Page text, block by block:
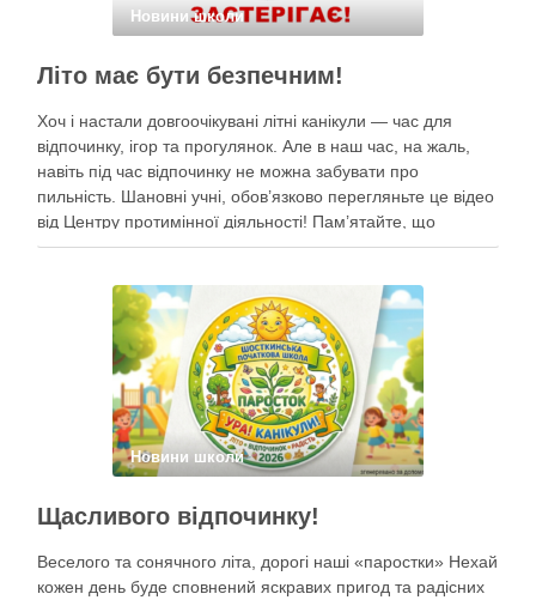
Новини школи
Літо має бути безпечним!
Хоч і настали довгоочікувані літні канікули — час для
відпочинку, ігор та прогулянок. Але в наш час, на жаль,
навіть під час відпочинку не можна забувати про
пильність. Шановні учні, обов’язково перегляньте це відео
від Центру протимінної діяльності! Пам’ятайте, що
небезпека може ховатися будь-де, тому під час
Новини школи
Щасливого відпочинку!
Веселого та сонячного літа, дорогі наші «паростки» Нехай
кожен день буде сповнений яскравих пригод та радісних